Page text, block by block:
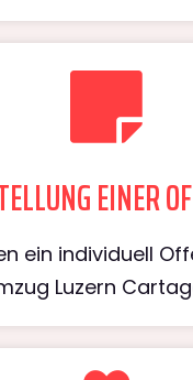
EINER
ein individuell
Luzern